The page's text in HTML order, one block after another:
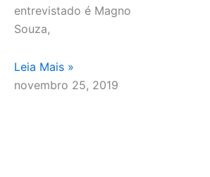
entrevistado é Magno
Souza,
Leia Mais »
novembro 25, 2019